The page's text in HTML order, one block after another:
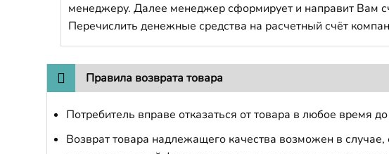
менеджеру. Далее менеджер сформирует и направит Вам
Перечислить денежные средства на расчетный счёт
Правила возврата товара
Потребитель вправе отказаться от товара в любое время
Возврат товара надлежащего качества возможен в